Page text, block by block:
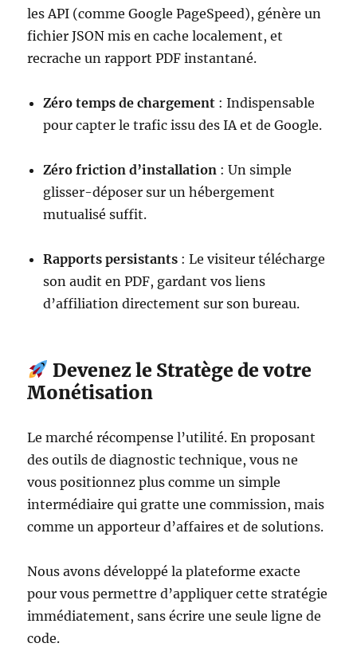
les API (comme Google PageSpeed), génère un
fichier JSON mis en cache localement, et
recrache un rapport PDF instantané.
Zéro temps de chargement : Indispensable
pour capter le trafic issu des IA et de Google.
Zéro friction d’installation : Un simple
glisser-déposer sur un hébergement
mutualisé suffit.
Rapports persistants : Le visiteur télécharge
son audit en PDF, gardant vos liens
d’affiliation directement sur son bureau.
Devenez le Stratège de votre
Monétisation
Le marché récompense l’utilité. En proposant
des outils de diagnostic technique, vous ne
vous positionnez plus comme un simple
intermédiaire qui gratte une commission, mais
comme un apporteur d’affaires et de solutions.
Nous avons développé la plateforme exacte
pour vous permettre d’appliquer cette stratégie
immédiatement, sans écrire une seule ligne de
code.